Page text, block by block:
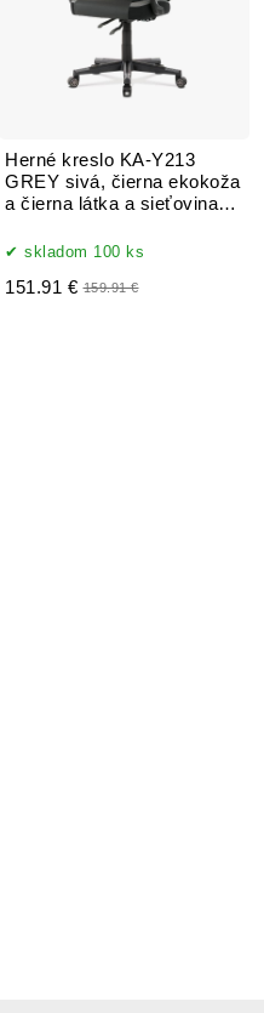
Herné kreslo KA-Y213
GREY sivá, čierna ekokoža
a čierna látka a sieťovina
skladom 100 ks
151.91 € 159.91 €